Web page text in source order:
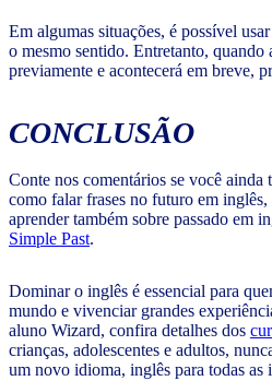
Em algumas situações, é possível
o mesmo sentido. Entretanto, quando
previamente e acontecerá em breve,
CONCLUSÃO
Conte nos comentários se você ainda
como falar frases no futuro em inglês,
aprender também sobre passado em
Simple Past.
Dominar o inglês é essencial para
mundo e vivenciar grandes
aluno Wizard, confira detalhes dos
crianças, adolescentes e adultos,
um novo idioma, inglês para todas as